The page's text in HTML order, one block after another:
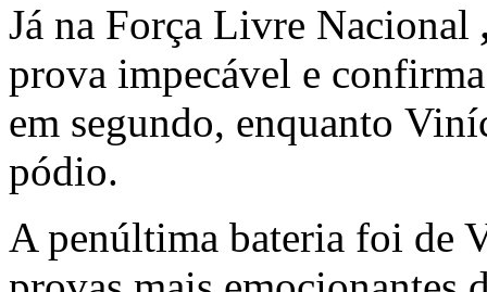
Já na Força Livre Nacional
prova impecável e
em segundo, enquanto
pódio.
A penúltima bateria foi